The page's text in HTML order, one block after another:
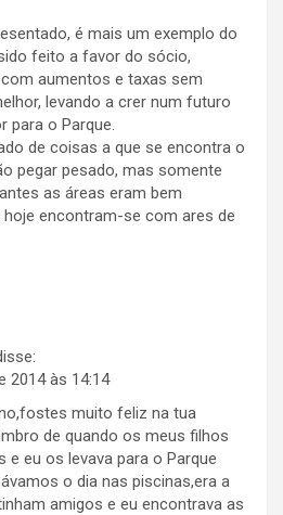
é mais um exemplo do
feito a favor do sócio,
aumentos e taxas sem
levando a crer num futuro
para o Parque.
de coisas a que se encontra o
pegar pesado, mas somente
as áreas eram bem
encontram-se com ares de
2014 às 14:14
muito feliz na tua
de quando os meus filhos
e eu os levava para o Parque
o dia nas piscinas,era a
amigos e eu encontrava as